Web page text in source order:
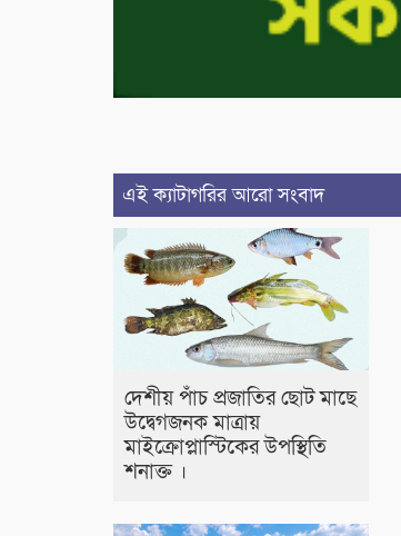
এই ক্যাটাগরির আরো সংবাদ
দেশীয় পাঁচ প্রজাতির ছোট মাছে
উদ্বেগজনক মাত্রায়
মাইক্রোপ্লাস্টিকের উপস্থিতি
শনাক্ত ।